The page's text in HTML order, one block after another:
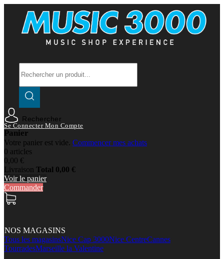
Rechercher
Se Connecter Mon Compte
Panier
Votre panier est vide. Commencer mes achats
0 articles
0,00 €
Livraison Total 0,00 €
Voir le panier
Commander
NOS MAGASINS
Tous les magasinsNice Cap 3000Nice CentreCannes
TourradesMarseille la Valentine